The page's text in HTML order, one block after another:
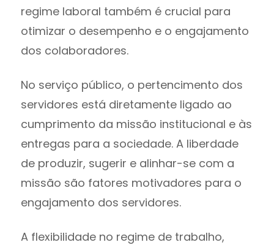
regime laboral também é crucial para
otimizar o desempenho e o engajamento
dos colaboradores.
No serviço público, o pertencimento dos
servidores está diretamente ligado ao
cumprimento da missão institucional e às
entregas para a sociedade. A liberdade
de produzir, sugerir e alinhar-se com a
missão são fatores motivadores para o
engajamento dos servidores.
A flexibilidade no regime de trabalho,